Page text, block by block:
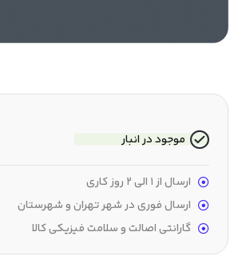
موجود در انبار
ارسال از 1 الی 2 روز کاری
ارسال فوری در شهر تهران و شهرستان
گارانتی اصالت و سلامت فیزیکی کالا